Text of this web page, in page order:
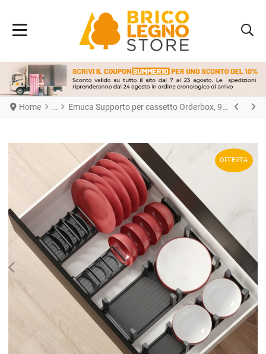
Home Emuca Supporto per cassetto Orderbox, 90x470 mm, Alluminio e Tecnoplastica, Grigio antracite
PREV
OFFERTA